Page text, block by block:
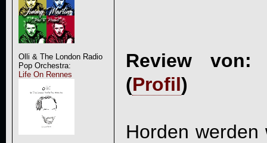
Olli & The London Radio
Pop Orchestra:
Life On Rennes
Review von:
(Profil)
Horden